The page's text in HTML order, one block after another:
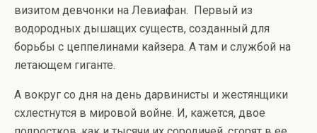
визитом девчонки на Левиафан. Первый из
водородных дышащих существ, созданный для
борьбы с цеппелинами кайзера. А там и службой на
летающем гиганте.
А вокруг со дня на день дарвинисты и жестянщики
схлестнутся в мировой войне. И, кажется, двое